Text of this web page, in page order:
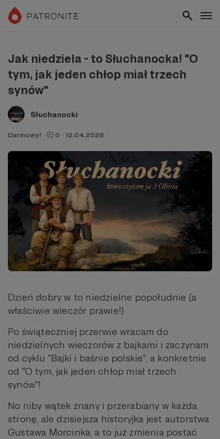
Jak niedziela - to Słuchanocka! "O
tym, jak jeden chłop miał trzech
synów"
Słuchanocki
Darmowy! · 0 · 12.04.2026
Dzień dobry w to niedzielne popołudnie (a
właściwie wieczór prawie!)
Po świąteczniej przerwie wracam do
niedzielnych wieczorów z bajkami i zaczynam
od cyklu "Bajki i baśnie polskie", a konkretnie
od "O tym, jak jeden chłop miał trzech
synów"!
No niby wątek znany i przerabiany w każda
stronę, ale dzisiejsza historyjka jest autorstwa
Gustawa Morcinka, a to już zmienia postać